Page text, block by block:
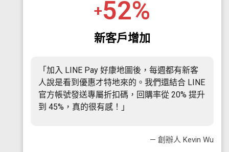
新客戶增加
+52%
「加入 LINE Pay 好康地圖後，每週都有新客
人說是看到優惠才特地來的。我們還結合 LINE
官方帳號發送專屬折扣碼，回購率從 20% 提升
到 45%，真的很有感！」
— 創辦人 Kevin Wu